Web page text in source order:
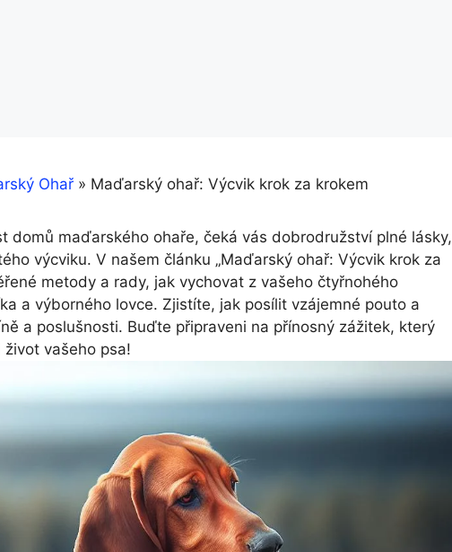
Ohař » Maďarský ohař: Výcvik krok za krokem
domů maďarského ohaře, čeká vás dobrodružství plné lásky,
výcviku. V našem článku „Maďarský ohař: Výcvik krok za
metody a rady, jak vychovat z vašeho čtyřnohého
a výborného lovce. Zjistíte, jak posílit vzájemné pouto a
a poslušnosti. Buďte připraveni na přínosný zážitek, který
vašeho psa!